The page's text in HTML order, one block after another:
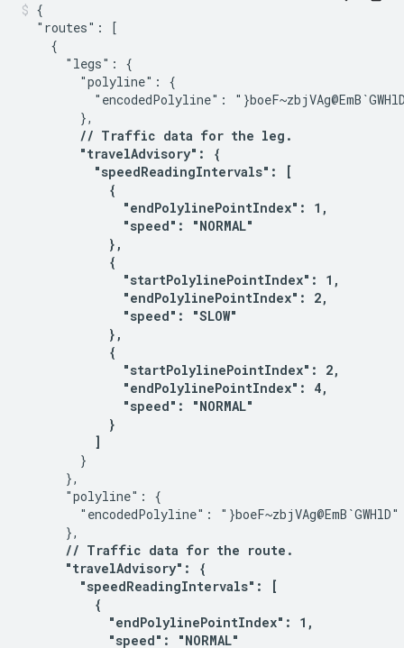
{
  "routes": [
    {
      "legs": {
        "polyline": {
"encodedPolyline":
        },
// Traffic data for the leg.
        "travelAdvisory": {
          "speedReadingIntervals": [
            {
              "endPolylinePointIndex": 1,
              "speed": "NORMAL"
            },
            {
              "startPolylinePointIndex": 1,
              "endPolylinePointIndex": 2,
              "speed": "SLOW"
            },
            {
              "startPolylinePointIndex": 2,
              "endPolylinePointIndex": 4,
              "speed": "NORMAL"
            }
          ]
        }
      },
      "polyline": {
        "encodedPolyline": "}boeF~zbjVAg@EmB`GWHlD"
      },
// Traffic data for the route.
      "travelAdvisory": {
        "speedReadingIntervals": [
          {
            "endPolylinePointIndex": 1,
            "speed": "NORMAL"